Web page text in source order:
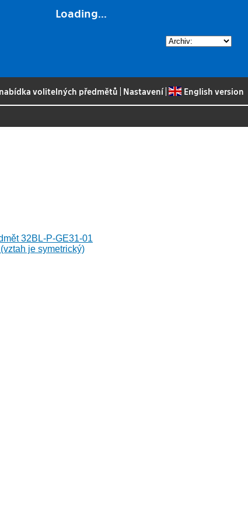
Loading...
volitelných předmětů Nastavení| English version
32BL-P-GE31-01
je symetrický)